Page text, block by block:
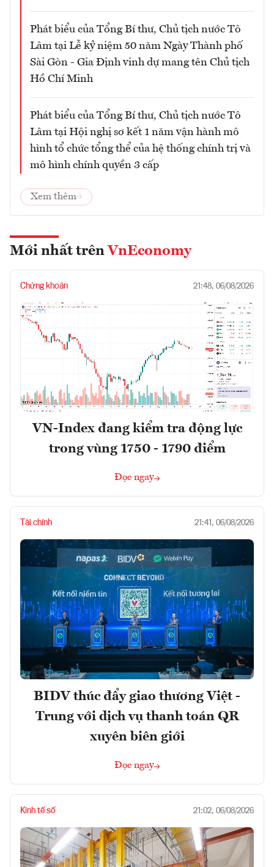
Phát biểu của Tổng Bí thư, Chủ tịch nước Tô
Lâm tại Lễ kỷ niệm 50 năm Ngày Thành phố
Sài Gòn - Gia Định vinh dự mang tên Chủ tịch
Hồ Chí Minh
Phát biểu của Tổng Bí thư, Chủ tịch nước Tô
Lâm tại Hội nghị sơ kết 1 năm vận hành mô
hình tổ chức tổng thể của hệ thống chính trị và
mô hình chính quyền 3 cấp
Xem thêm
Mới nhất trên VnEconomy
Chứng khoán 21:48, 06/08/2026
VN-Index đang kiểm tra động lực
trong vùng 1750 - 1790 điểm
Đọc ngay
Tài chính 21:41, 06/08/2026
BIDV thúc đẩy giao thương Việt -
Trung với dịch vụ thanh toán QR
xuyên biên giới
Đọc ngay
Kinh tế số 21:02, 06/08/2026